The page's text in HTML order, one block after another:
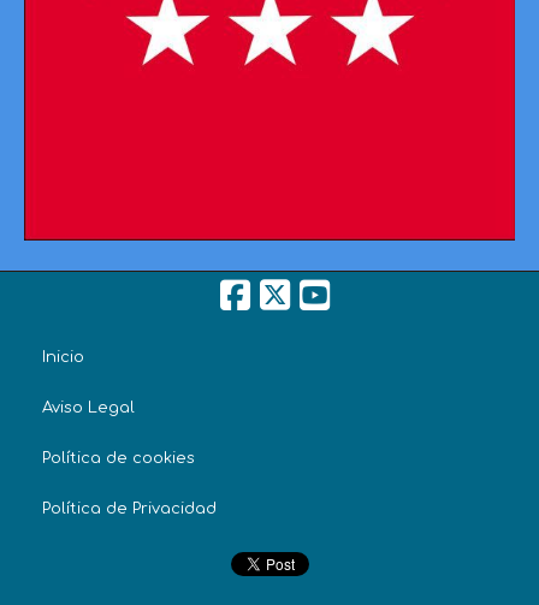
Inicio
Aviso Legal
Política de cookies
Política de Privacidad